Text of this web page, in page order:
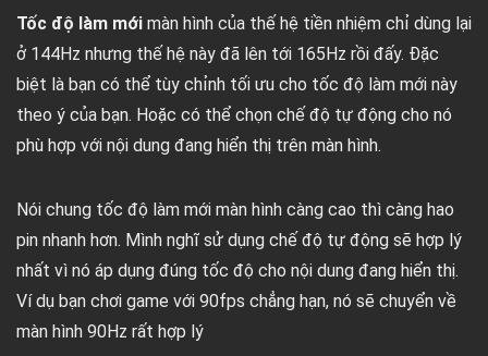
Tốc độ làm mới màn hình của thế hệ tiền nhiệm chỉ dùng lại
ở 144Hz nhưng thế hệ này đã lên tới 165Hz rồi đấy. Đặc
biệt là bạn có thể tùy chỉnh tối ưu cho tốc độ làm mới này
theo ý của bạn. Hoặc có thể chọn chế độ tự động cho nó
phù hợp với nội dung đang hiển thị trên màn hình.
Nói chung tốc độ làm mới màn hình càng cao thì càng hao
pin nhanh hơn. Mình nghĩ sử dụng chế độ tự động sẽ hợp lý
nhất vì nó áp dụng đúng tốc độ cho nội dung đang hiển thị.
Ví dụ bạn chơi game với 90fps chẳng hạn, nó sẽ chuyển về
màn hình 90Hz rất hợp lý